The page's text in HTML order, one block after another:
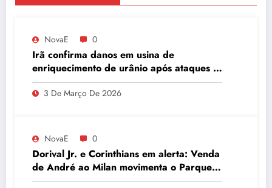
NovaE 0
Irã confirma danos em usina de
enriquecimento de urânio após ataques e
embaixador evita detalhes sobre
quantidade de urânio enriquecido
3 De Março De 2026
NovaE 0
Dorival Jr. e Corinthians em alerta: Venda
de André ao Milan movimenta o Parque
São Jorge